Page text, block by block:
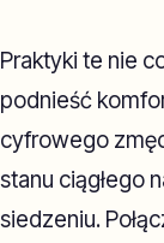
Praktyki te nie
podnieść
cyfrowego
stanu ciągłego
siedzeniu.